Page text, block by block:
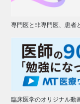
専門医と非専門医、患者
臨床医学のオリジナル動